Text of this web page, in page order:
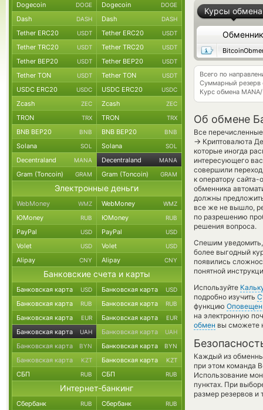
Курсы обмена
Обменник
Всего по
Суммарный резерв
Курс обмена
Об обмене
Все
→ Криптовалюта
которые иногда
интересующего
совершили
к оператору
обменника
должны
все же не вышло,
по разрешению
решения вопроса.
Спешим
более выгодный
появились
понятной
Используйте
подробно изучить
функцию
на электронную
обмен вы сможете
Каждый из
при этом команда
Использование
пунктах. При
размер резервов и
Dogecoin DOGE Dogecoin DOGE
Dash DASH Dash DASH
Tether ERC20 USDT Tether ERC20 USDT
Tether TRC20 USDT Tether TRC20 USDT
Tether BEP20 USDT Tether BEP20 USDT
Tether TON USDT Tether TON USDT
USDC ERC20 USDC USDC ERC20 USDC
Zcash ZEC Zcash ZEC
TRON TRX TRON TRX
BNB BEP20 BNB BNB BEP20 BNB
Solana SOL Solana SOL
Decentraland MANA Decentraland MANA
Gram (Toncoin) GRAM Gram (Toncoin) GRAM
Электронные деньги
WebMoney WMZ WebMoney WMZ
ЮMoney RUB ЮMoney RUB
PayPal USD PayPal USD
Volet USD Volet USD
Alipay CNY Alipay CNY
Банковские счета и карты
Банковская карта USD Банковская карта USD
Банковская карта RUB Банковская карта RUB
Банковская карта EUR Банковская карта EUR
Банковская карта UAH Банковская карта UAH
Банковская карта BYN Банковская карта BYN
Банковская карта KZT Банковская карта KZT
СБП RUB СБП RUB
Интернет-банкинг
Сбербанк RUB Сбербанк RUB